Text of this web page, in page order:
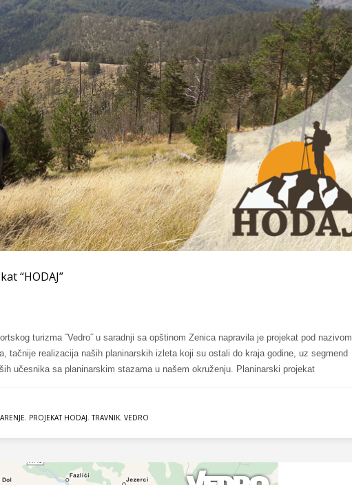
“HODAJ”
turizma ˝Vedro˝ u saradnji sa opštinom Zenica napravila je projekat pod nazivom
tačnije realizacija naših planinarskih izleta koji su ostali do kraja godine, uz segmend
učesnika sa planinarskim stazama u našem okruženju. Planinarski projekat
, PROJEKAT HODAJ,TRAVNIK, VEDRO